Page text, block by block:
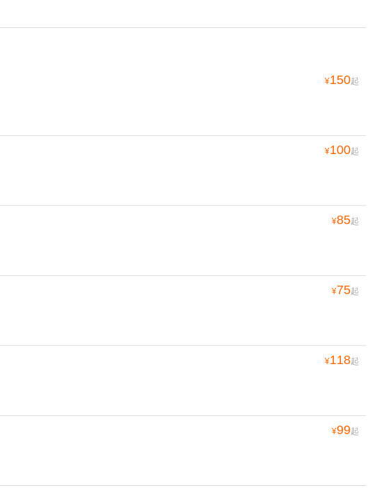
¥150起
¥100起
¥85起
¥75起
¥118起
¥99起